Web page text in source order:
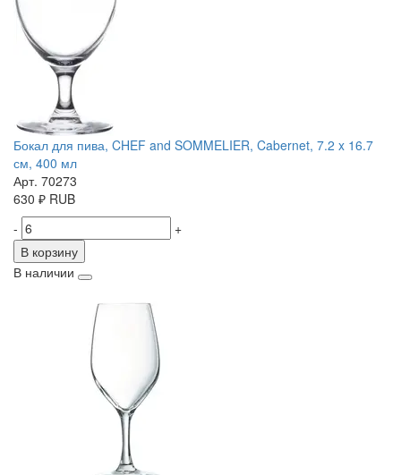
Бокал для пива, CHEF and SOMMELIER, Cabernet, 7.2 x 16.7
см, 400 мл
Арт. 70273
630 ₽ RUB
-
+
В корзину
В наличии